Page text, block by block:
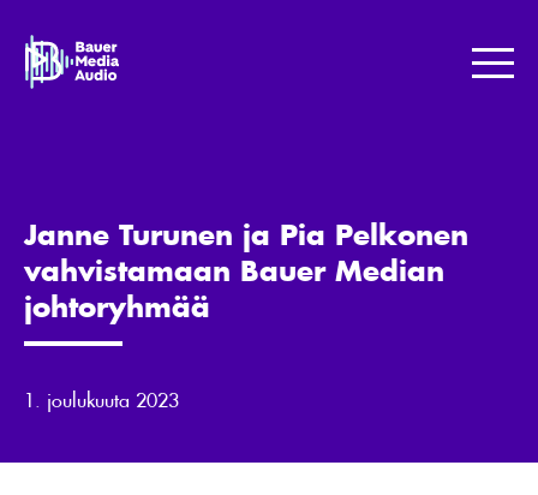
content
Bauer
Media
Janne Turunen ja Pia Pelkonen
vahvistamaan Bauer Median
johtoryhmää
1. joulukuuta 2023